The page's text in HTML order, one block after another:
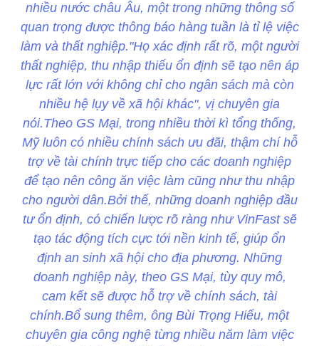
nhiều nước châu Âu, một trong những thông số
quan trọng được thông báo hàng tuần là tỉ lệ việc
làm và thất nghiệp."Họ xác định rất rõ, một người
thất nghiệp, thu nhập thiếu ổn định sẽ tạo nên áp
lực rất lớn với không chỉ cho ngân sách mà còn
nhiều hệ lụy về xã hội khác", vị chuyên gia
nói.Theo GS Mại, trong nhiều thời kì tổng thống,
Mỹ luôn có nhiều chính sách ưu đãi, thậm chí hỗ
trợ về tài chính trực tiếp cho các doanh nghiệp
để tạo nên công ăn việc làm cũng như thu nhập
cho người dân.Bởi thế, những doanh nghiệp đầu
tư ổn định, có chiến lược rõ ràng như VinFast sẽ
tạo tác động tích cực tới nền kinh tế, giúp ổn
định an sinh xã hội cho địa phương. Những
doanh nghiệp này, theo GS Mại, tùy quy mô,
cam kết sẽ được hỗ trợ về chính sách, tài
chính.Bổ sung thêm, ông Bùi Trọng Hiếu, một
chuyên gia công nghệ từng nhiều năm làm việc